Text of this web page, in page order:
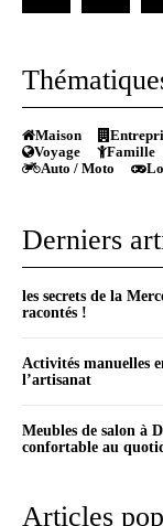
Maison
Voyage
Famille
Auto / Moto
Derniers
les secrets de la
racontés !
Activités manuelles
l’artisanat
Meubles de salon à
confortable au
Articles